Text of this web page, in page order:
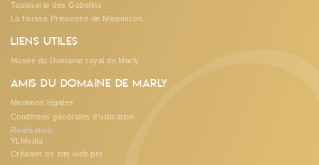
Tapisserie des Gobelins
La fausse Princesse de Micomicon...
Liens utiles
Musée du Domaine royal de Marly
Amis du Domaine de Marly
Mentions légales
Conditions générales d'utilisation
Réalisation :
YLMedia
Création de site web pro